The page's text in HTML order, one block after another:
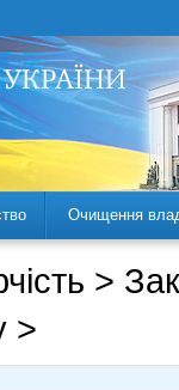
Очищення
>
>